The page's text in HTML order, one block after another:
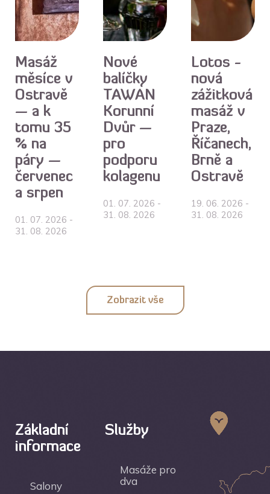
Akce
Masáž
měsíce v
Ostravě
— a k
tomu 35
% na
páry —
červenec
a srpen
01. 07. 2026 -
31. 08. 2026
Akce
Nové
balíčky
TAWAN
Korunní
Dvůr —
pro
podporu
kolagenu
01. 07. 2026 -
31. 08. 2026
Lotos -
nová
zážitková
masáž v
Praze,
Říčanech,
Brně a
Ostravě
19. 06. 2026 -
31. 08. 2026
Zobrazit vše
Základní
informace
Salony
Služby
Masáže pro
dva